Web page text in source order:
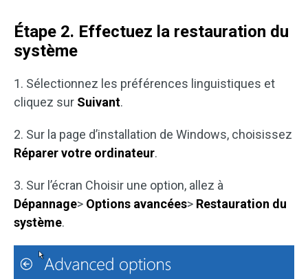
Étape 2. Effectuez la restauration du
système
1. Sélectionnez les préférences linguistiques et
cliquez sur Suivant.
2. Sur la page d’installation de Windows, choisissez
Réparer votre ordinateur.
3. Sur l’écran Choisir une option, allez à
Dépannage> Options avancées> Restauration du
système.